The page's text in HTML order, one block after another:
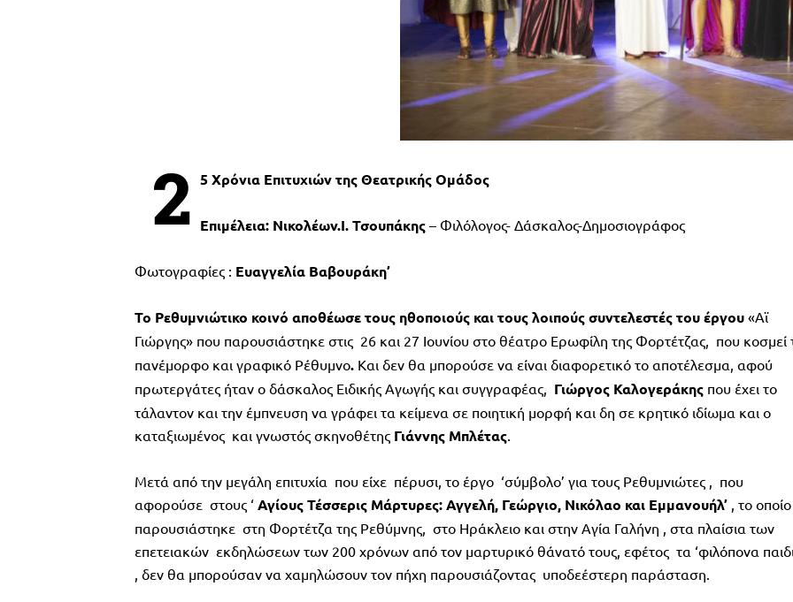
2 5 Χρόνια Επιτυχιών της Θεατρικής Ομάδος
Επιμέλεια: Νικολέων.Ι. Τσουπάκης – Φιλόλογος- Δάσκαλος-Δημοσιογράφος
Φωτογραφίες : Ευαγγελία Βαβουράκη’
Το Ρεθυμνιώτικο κοινό αποθέωσε τους ηθοποιούς και τους λοιπούς συντελεστές του έργου «Αϊ
Γιώργης» που παρουσιάστηκε στις 26 και 27 Ιουνίου στο θέατρο Ερωφίλη της Φορτέτζας, που κοσμεί
πανέμορφο και γραφικό Ρέθυμνο. Και δεν θα μπορούσε να είναι διαφορετικό το αποτέλεσμα, αφού
πρωτεργάτες ήταν ο δάσκαλος Ειδικής Αγωγής και συγγραφέας, Γιώργος Καλογεράκης που έχει το
τάλαντον και την έμπνευση να γράφει τα κείμενα σε ποιητική μορφή και δη σε κρητικό ιδίωμα και ο
καταξιωμένος και γνωστός σκηνοθέτης Γιάννης Μπλέτας.
Μετά από την μεγάλη επιτυχία που είχε πέρυσι, το έργο ‘σύμβολο’ για τους Ρεθυμνιώτες , που
αφορούσε στους ‘ Αγίους Τέσσερις Μάρτυρες: Αγγελή, Γεώργιο, Νικόλαο και Εμμανουήλ’ , το οποίο
παρουσιάστηκε στη Φορτέτζα της Ρεθύμνης, στο Ηράκλειο και στην Αγία Γαλήνη , στα πλαίσια των
επετειακών εκδηλώσεων των 200 χρόνων από τον μαρτυρικό θάνατό τους, εφέτος τα ‘φιλόπονα
, δεν θα μπορούσαν να χαμηλώσουν τον πήχη παρουσιάζοντας υποδεέστερη παράσταση.